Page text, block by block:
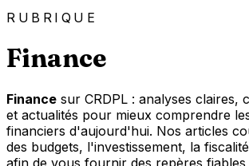
RUBRIQUE
Finance
Finance sur CRDPL : analyses claires,
et actualités pour mieux comprendre
financiers d'aujourd'hui. Nos articles
des budgets, l'investissement, la
afin de vous fournir des repères fiables